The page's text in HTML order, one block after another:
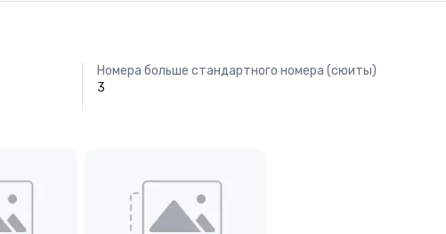
Номера больше стандартного номера (сюиты)
3